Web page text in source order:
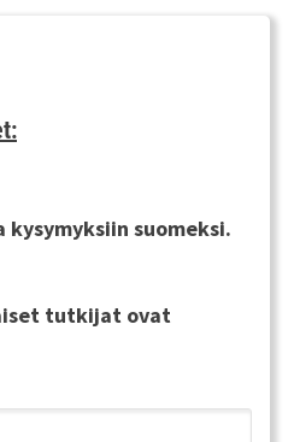
kysymyksiin suomeksi.
tutkijat ovat